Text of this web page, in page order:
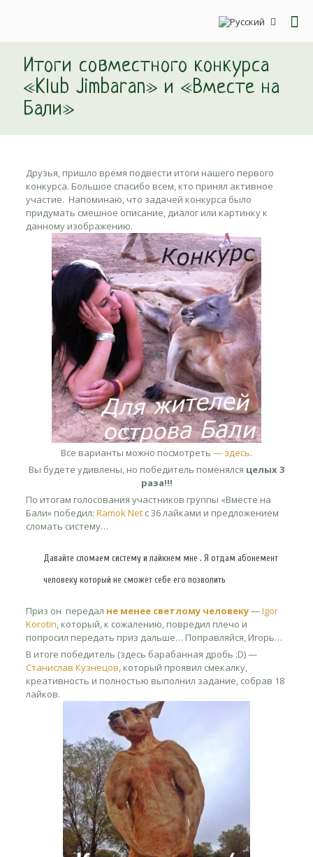
Итоги совместного конкурса
«Klub Jimbaran» и «Вместе на
Бали»
Друзья, пришло время подвести итоги нашего первого
конкурса. Большое спасибо всем, кто принял активное
участие. Напоминаю, что задачей конкурса было
придумать смешное описание, диалог или картинку к
данному изображению.
Все варианты можно посмотреть — здесь.
Вы будете удивлены, но победитель поменялся целых 3
раза!!!
По итогам голосования участников группы «Вместе на
Бали» победил:Ramok Net c 36 лайками и предложением
сломать систему…
Давайте сломаем систему и лайкнем мне . Я отдам абонемент
человеку который не сможет себе его позволить
Приз он передал не менее светлому человеку—Igor
Korotin, который, к сожалению, повредил плечо и
попросил передать приз дальше… Поправляйся, Игорь…
В итоге победитель (здесь барабанная дробь :D) —
Станислав Кузнецов, который проявил смекалку,
креативность и полностью выполнил задание, собрав 18
лайков.